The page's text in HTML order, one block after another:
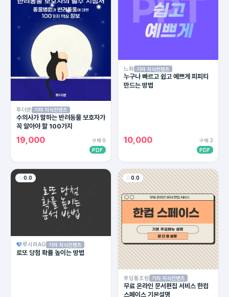
투더문 기타 지식컨텐츠
수의사가 말하는 반려동물 보호자가
꼭 알아야 할 100가지
19,000
구매 0
PDF
느화 기타 지식컨텐츠
누구나 빠르고 쉽고 예쁘게 피피티
만드는 방법
10,000
구매 3
PDF
0.0
루시퍼AG 기타 지식컨텐츠
로또 당첨 확률 높이는 방법
0.0
푸딩통조림 기타 지식컨텐츠
무료 온라인 문서편집 서비스 한컴
스페이스 기본설명